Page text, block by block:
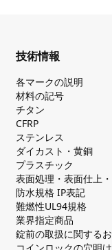
技術情報
各マークの説明
材料の記号
チタン
CFRP
ステンレス
ダイカスト・⻩銅
プラスチック
表面処理・表面仕上
防⽔規格 IP表記
難燃性UL94規格
業界指定商品
錠前の取扱に関する